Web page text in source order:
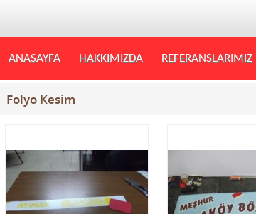
ANASAYFA HAKKIMIZDA REFERANSLARIMIZ
Folyo Kesim